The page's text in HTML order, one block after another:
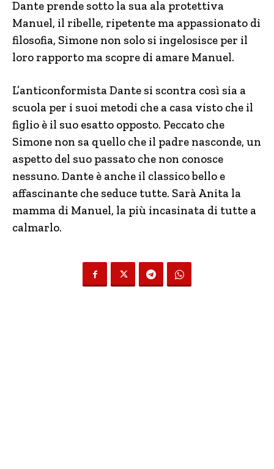
Dante prende sotto la sua ala protettiva
Manuel, il ribelle, ripetente ma appassionato di
filosofia, Simone non solo si ingelosisce per il
loro rapporto ma scopre di amare Manuel.
L’anticonformista Dante si scontra così sia a
scuola per i suoi metodi che a casa visto che il
figlio è il suo esatto opposto. Peccato che
Simone non sa quello che il padre nasconde, un
aspetto del suo passato che non conosce
nessuno. Dante è anche il classico bello e
affascinante che seduce tutte. Sarà Anita la
mamma di Manuel, la più incasinata di tutte a
calmarlo.